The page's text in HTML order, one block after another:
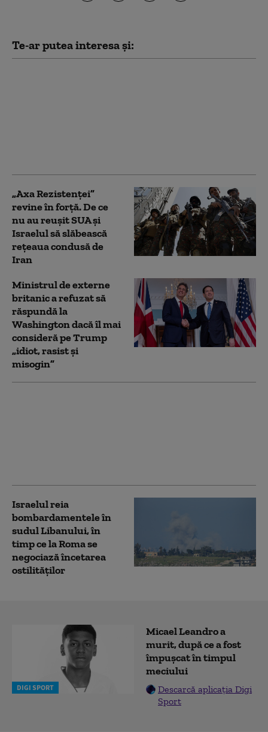
Te-ar putea interesa și:
„Axa Rezistenței”
revine în forță. De ce
nu au reușit SUA și
Israelul să slăbească
rețeaua condusă de
Iran
Ministrul de externe
britanic a refuzat să
răspundă la
Washington dacă îl mai
consideră pe Trump
„idiot, rasist şi
misogin”
Israelul reia
bombardamentele în
sudul Libanului, în
timp ce la Roma se
negociază încetarea
ostilităților
DIGI SPORT
Micael Leandro a
murit, după ce a fost
împușcat în timpul
meciului
Descarcă aplicația Digi
Sport